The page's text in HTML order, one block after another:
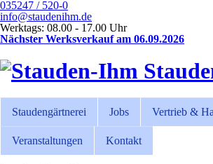
035247 / 520-0
info@staudenihm.de
Werktags: 08.00 - 17.00 Uhr
Nächster Werksverkauf am 06.09.2026
Staudengärtnerei Jobs Vertrieb &
Veranstaltungen Kontakt